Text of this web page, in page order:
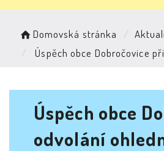
Domovská stránka
Úspěch obce Dobročovice
Úspěch obce
odvolání